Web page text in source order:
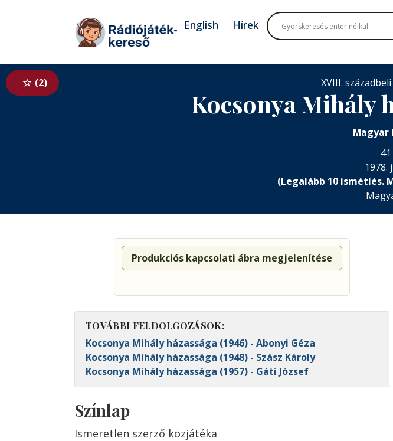
Tovább a tartalomhoz
English Hírek
2 XVIII.
Kocsonya Mihály
Magyar
1978.
(Legalább 10 ismétlés.
Produkciós kapcsolati ábra megjelenítése
TOVÁBBI FELDOLGOZÁSOK:
Kocsonya Mihály házassága (1946) - Abonyi Géza
Kocsonya Mihály házassága (1948) - Szász Károly
Kocsonya Mihály házassága (1957) - Gáti József
Színlap
Ismeretlen szerző közjátéka